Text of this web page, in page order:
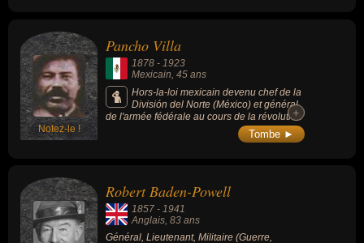
Notez-le !
Pancho Villa
1878 - 1923
Mexicain , 45 ans
Hors-la-loi mexicain devenu chef de la
División del Norte (México) et général
de l'armée fédérale au cours de la révolution
+
+
Tombe ►
Robert Baden-Powell
1857 - 1941
Anglais, 83 ans
Général, Lieutenant, Militaire (Guerre,